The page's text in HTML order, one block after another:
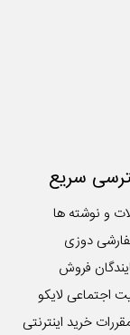
سریع
و نوشته ها
دوزی
فروش
اجتماعی لایکو
خرید اینترنتی